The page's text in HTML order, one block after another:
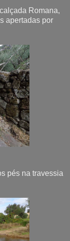
Romana,
apertadas por
pés na travessia